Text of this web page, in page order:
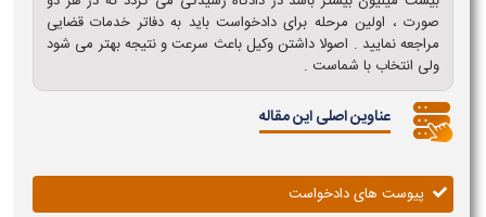
صورت ، اولین مرحله برای دادخواست باید به دفاتر خدمات قضایی
مراجعه نمایید . اصولا داشتن وکیل باعث سرعت و نتیجه بهتر می شود
ولی انتخاب با شماست .
عناوین اصلی این مقاله
پیوست های دادخواست